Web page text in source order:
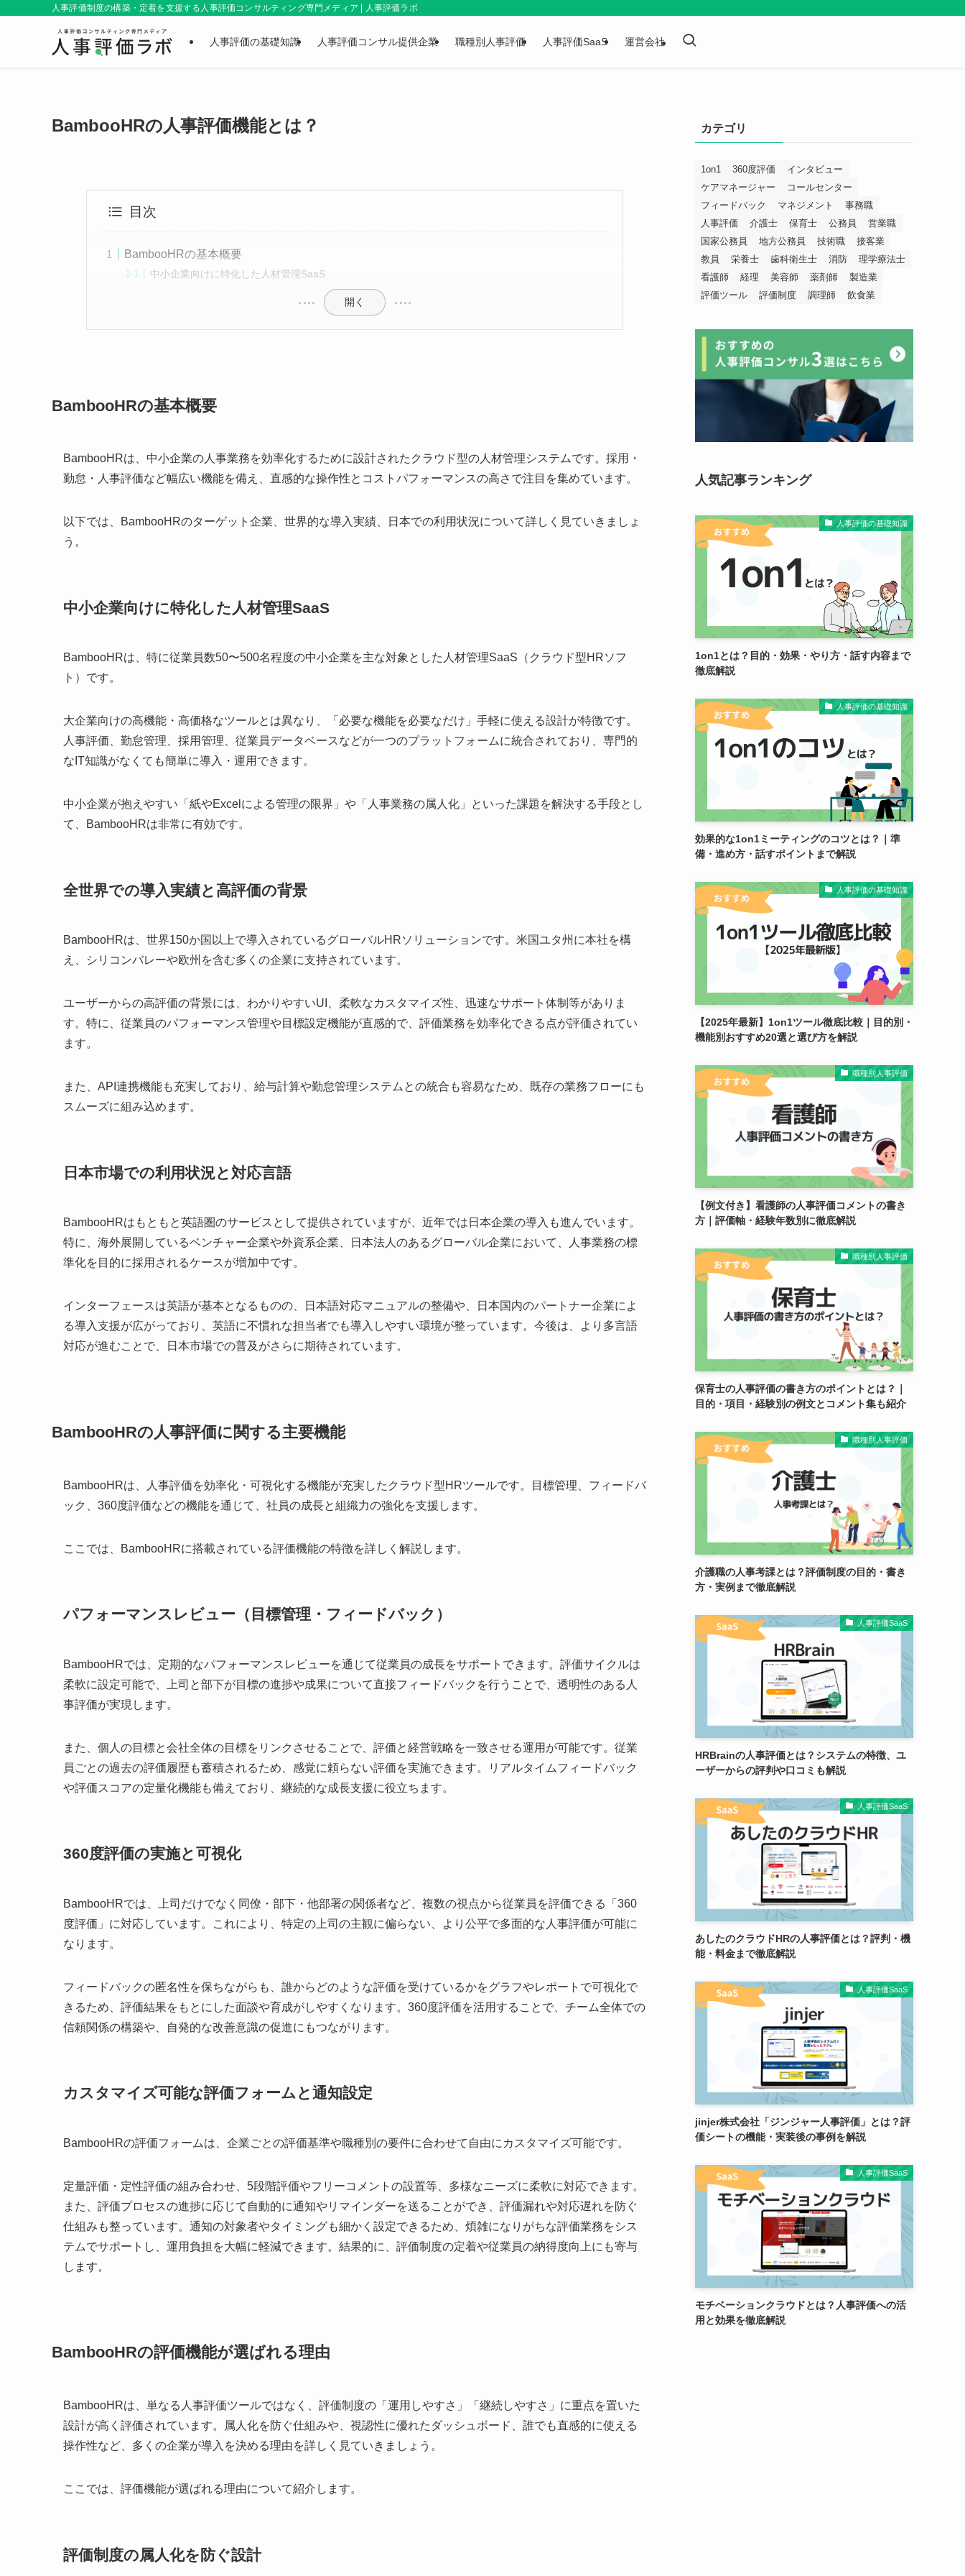
人事評価制度の構築・定着を支援する人事評価コンサルティング専門メディア | 人事評価ラボ
人事評価の基礎知識 人事評価コンサル提供企業 職種別人事評価 人事評価SaaS 運営会社
BambooHRの人事評価機能とは？
目次
BambooHRの基本概要
中小企業向けに特化した人材管理SaaS
開く
BambooHRの基本概要
BambooHRは、中小企業の人事業務を効率化するために設計されたクラウド型の人材管理システムです。採用・
勤怠・人事評価など幅広い機能を備え、直感的な操作性とコストパフォーマンスの高さで注目を集めています。
以下では、BambooHRのターゲット企業、世界的な導入実績、日本での利用状況について詳しく見ていきましょ
う。
中小企業向けに特化した人材管理SaaS
BambooHRは、特に従業員数50〜500名程度の中小企業を主な対象とした人材管理SaaS（クラウド型HRソフ
ト）です。
大企業向けの高機能・高価格なツールとは異なり、「必要な機能を必要なだけ」手軽に使える設計が特徴です。
人事評価、勤怠管理、採用管理、従業員データベースなどが一つのプラットフォームに統合されており、専門的
なIT知識がなくても簡単に導入・運用できます。
中小企業が抱えやすい「紙やExcelによる管理の限界」や「人事業務の属人化」といった課題を解決する手段とし
て、BambooHRは非常に有効です。
全世界での導入実績と高評価の背景
BambooHRは、世界150か国以上で導入されているグローバルHRソリューションです。米国ユタ州に本社を構
え、シリコンバレーや欧州を含む多くの企業に支持されています。
ユーザーからの高評価の背景には、わかりやすいUI、柔軟なカスタマイズ性、迅速なサポート体制等がありま
す。特に、従業員のパフォーマンス管理や目標設定機能が直感的で、評価業務を効率化できる点が評価されてい
ます。
また、API連携機能も充実しており、給与計算や勤怠管理システムとの統合も容易なため、既存の業務フローにも
スムーズに組み込めます。
日本市場での利用状況と対応言語
BambooHRはもともと英語圏のサービスとして提供されていますが、近年では日本企業の導入も進んでいます。
特に、海外展開しているベンチャー企業や外資系企業、日本法人のあるグローバル企業において、人事業務の標
準化を目的に採用されるケースが増加中です。
インターフェースは英語が基本となるものの、日本語対応マニュアルの整備や、日本国内のパートナー企業によ
る導入支援が広がっており、英語に不慣れな担当者でも導入しやすい環境が整っています。今後は、より多言語
対応が進むことで、日本市場での普及がさらに期待されています。
BambooHRの人事評価に関する主要機能
BambooHRは、人事評価を効率化・可視化する機能が充実したクラウド型HRツールです。目標管理、フィードバ
ック、360度評価などの機能を通じて、社員の成長と組織力の強化を支援します。
ここでは、BambooHRに搭載されている評価機能の特徴を詳しく解説します。
パフォーマンスレビュー（目標管理・フィードバック）
BambooHRでは、定期的なパフォーマンスレビューを通じて従業員の成長をサポートできます。評価サイクルは
柔軟に設定可能で、上司と部下が目標の進捗や成果について直接フィードバックを行うことで、透明性のある人
事評価が実現します。
また、個人の目標と会社全体の目標をリンクさせることで、評価と経営戦略を一致させる運用が可能です。従業
員ごとの過去の評価履歴も蓄積されるため、感覚に頼らない評価を実施できます。リアルタイムフィードバック
や評価スコアの定量化機能も備えており、継続的な成長支援に役立ちます。
360度評価の実施と可視化
BambooHRでは、上司だけでなく同僚・部下・他部署の関係者など、複数の視点から従業員を評価できる「360
度評価」に対応しています。これにより、特定の上司の主観に偏らない、より公平で多面的な人事評価が可能に
なります。
フィードバックの匿名性を保ちながらも、誰からどのような評価を受けているかをグラフやレポートで可視化で
きるため、評価結果をもとにした面談や育成がしやすくなります。360度評価を活用することで、チーム全体での
信頼関係の構築や、自発的な改善意識の促進にもつながります。
カスタマイズ可能な評価フォームと通知設定
BambooHRの評価フォームは、企業ごとの評価基準や職種別の要件に合わせて自由にカスタマイズ可能です。
定量評価・定性評価の組み合わせ、5段階評価やフリーコメントの設置等、多様なニーズに柔軟に対応できます。
また、評価プロセスの進捗に応じて自動的に通知やリマインダーを送ることができ、評価漏れや対応遅れを防ぐ
仕組みも整っています。通知の対象者やタイミングも細かく設定できるため、煩雑になりがちな評価業務をシス
テムでサポートし、運用負担を大幅に軽減できます。結果的に、評価制度の定着や従業員の納得度向上にも寄与
します。
BambooHRの評価機能が選ばれる理由
BambooHRは、単なる人事評価ツールではなく、評価制度の「運用しやすさ」「継続しやすさ」に重点を置いた
設計が高く評価されています。属人化を防ぐ仕組みや、視認性に優れたダッシュボード、誰でも直感的に使える
操作性など、多くの企業が導入を決める理由を詳しく見ていきましょう。
ここでは、評価機能が選ばれる理由について紹介します。
評価制度の属人化を防ぐ設計
カテゴリ
1on1 360度評価
インタビュー
ケアマネージャー
コールセンター
フィードバック
マネジメント
事務職
人事評価
介護士 保育士 公務員
営業職
国家公務員
地方公務員 技術職
接客業
教員
栄養士 歯科衛生士 消防
理学療法士
看護師
経理 美容師 薬剤師
製造業
評価ツール
評価制度 調理師 飲食業
人気記事ランキング
人事評価の基礎知識
1on1とは？目的・効果・やり方・話す内容まで
徹底解説
人事評価の基礎知識
効果的な1on1ミーティングのコツとは？｜準
備・進め方・話すポイントまで解説
人事評価の基礎知識
【2025年最新】1on1ツール徹底比較｜目的別・
機能別おすすめ20選と選び方を解説
職種別人事評価
【例文付き】看護師の人事評価コメントの書き
方｜評価軸・経験年数別に徹底解説
職種別人事評価
保育士の人事評価の書き方のポイントとは？｜
目的・項目・経験別の例文とコメント集も紹介
職種別人事評価
介護職の人事考課とは？評価制度の目的・書き
方・実例まで徹底解説
人事評価SaaS
HRBrainの人事評価とは？システムの特徴、ユ
ーザーからの評判や口コミも解説
人事評価SaaS
あしたのクラウドHRの人事評価とは？評判・機
能・料金まで徹底解説
人事評価SaaS
jinjer株式会社「ジンジャー人事評価」とは？評
価シートの機能・実装後の事例を解説
人事評価SaaS
モチベーションクラウドとは？人事評価への活
用と効果を徹底解説